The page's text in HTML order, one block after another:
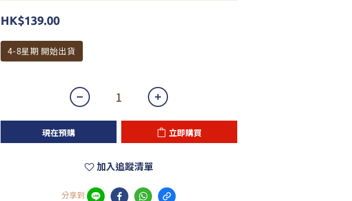
HK$139.00
4-8星期 開始出貨
現在預購 立即購買
加入追蹤清單
分享到